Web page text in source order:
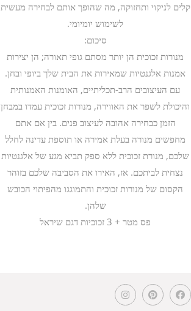
קלים לניקוי ותחזוקה, מה שהופך אותם לבחירה מעשית
לשימוש יומיומי.
סיכום:
מנורות זכוכית הן יותר מסתם גופי תאורה; הן יצירות
אמנות אלגנטיות שמאירות את הבית שלך ביופי ובחן.
עם העיצובים הרב-תכליתיים, האומנות האמנותית
והיכולת לשפר את האווירה, מנורות זכוכית עמדו במבחן
הזמן כבחירה אהובה לעיצוב פנים. בין אם אתם
מחפשים מנורה בעלת אמירה או תוספת עדינה לחלל
שלכם, מנורת זכוכית ללא ספק תביא מגע של אלגנטיות
נצחית לביתכם. אז, האירו את הסביבה שלכם בזוהר
הקסום של מנורות זכוכית והתמוגגו מהפיתוי הכובש
שלהן.
פס מטר + 3 זכוכיות דגם שיראל